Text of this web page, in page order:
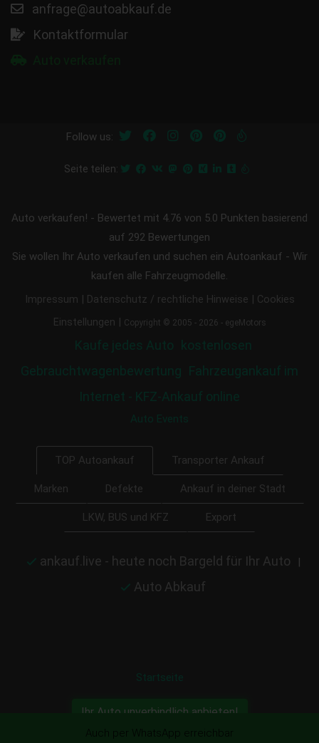
anfrage@autoabkauf.de
Kontaktformular
Follow us:
Seite teilen:
Auto verkaufen! - Bewertet mit 4.76 von 5.0 Punkten basierend
auf 292 Bewertungen
Sie wollen Ihr Auto verkaufen und suchen ein Autoankauf - Wir
kaufen alle Fahrzeugmodelle.
Impressum | Datenschutz / rechtliche Hinweise | Cookies
Einstellungen | Copyright © 2005 - 2026 - egeMotors
Kaufe jedes Auto kostenlosen
Gebrauchtwagenbewertung Fahrzeugankauf im
Internet - KFZ-Ankauf online
Auto Events
TOP Autoankauf Transporter Ankauf
Marken Defekte Ankauf in deiner Stadt
LKW, BUS und KFZ Export
ankauf.live - heute noch Bargeld für Ihr Auto |
Auto Abkauf
Startseite
Ihr Auto unverbindlich anbieten!
Auch per WhatsApp erreichbar